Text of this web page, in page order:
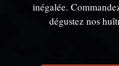
inégalée.
dégustez nos